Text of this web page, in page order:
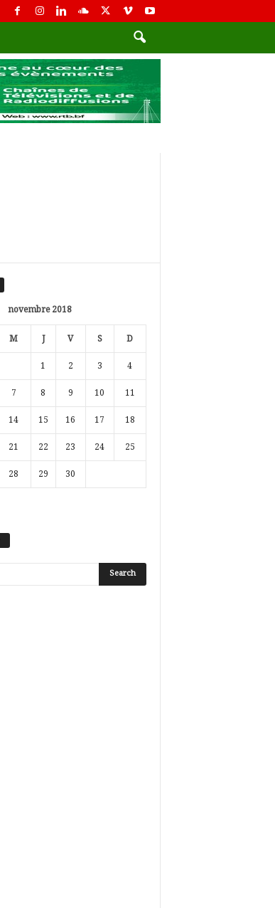
novembre 2018
M J V S D
1 2 3 4
7 8 9 10 11
14 15 16 17 18
21 22 23 24 25
28 29 30